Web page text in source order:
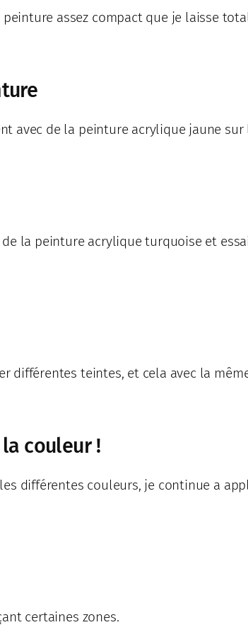
assez compact que je laisse
avec de la peinture acrylique jaune
la peinture acrylique turquoise et
différentes teintes, et cela avec la
couleur !
différentes couleurs, je continue a
certaines zones.